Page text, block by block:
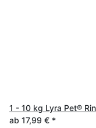
1 - 10 kg Lyra Pet®
ab 17,99 € *